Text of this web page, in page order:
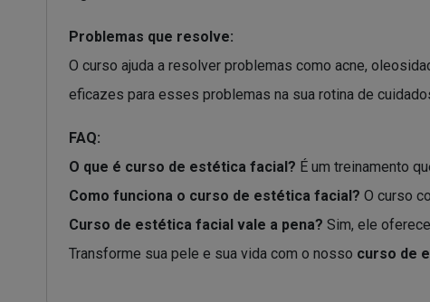
Problemas que resolve:
O curso ajuda a resolver problemas como acne,
eficazes para esses problemas na sua rotina de
FAQ:
O que é curso de estética facial? É um treinamento
Como funciona o curso de estética facial? O curso
Curso de estética facial vale a pena? Sim, ele
Transforme sua pele e sua vida com o nosso curso de